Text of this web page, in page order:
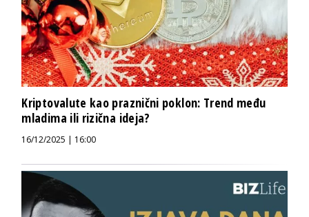
Kriptovalute kao praznični poklon: Trend među
mladima ili rizična ideja?
16/12/2025 | 16:00